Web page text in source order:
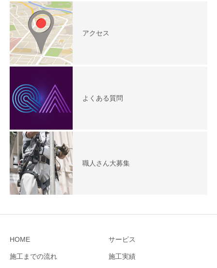
アクセス
よくある質問
職人さん大募集
HOME サービス
施工までの流れ 施工実績